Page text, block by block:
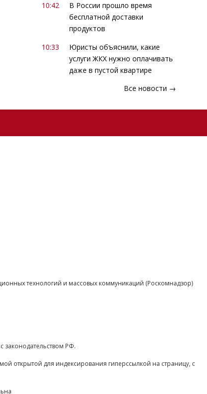
10:42
В России прошло время
бесплатной доставки
продуктов
10:33
Юристы объяснили, какие
услуги ЖКХ нужно оплачивать
даже в пустой квартире
Все новости →
технологий и массовых коммуникаций (Роскомнадзор)
законодательством РФ.
открытой для индексирования гиперссылкой на страницу, с